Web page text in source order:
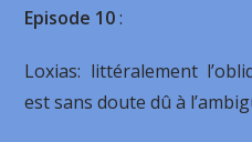
Episode 10:
Loxias: littéralement
est sans doute dû à